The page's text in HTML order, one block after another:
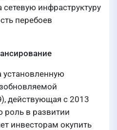
сетевую инфраструктуру
перебоев
действующая с 2013
роль в развитии
инвесторам окупить